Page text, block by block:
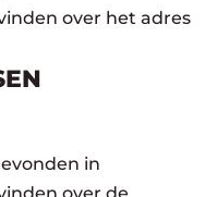
over het adres
in